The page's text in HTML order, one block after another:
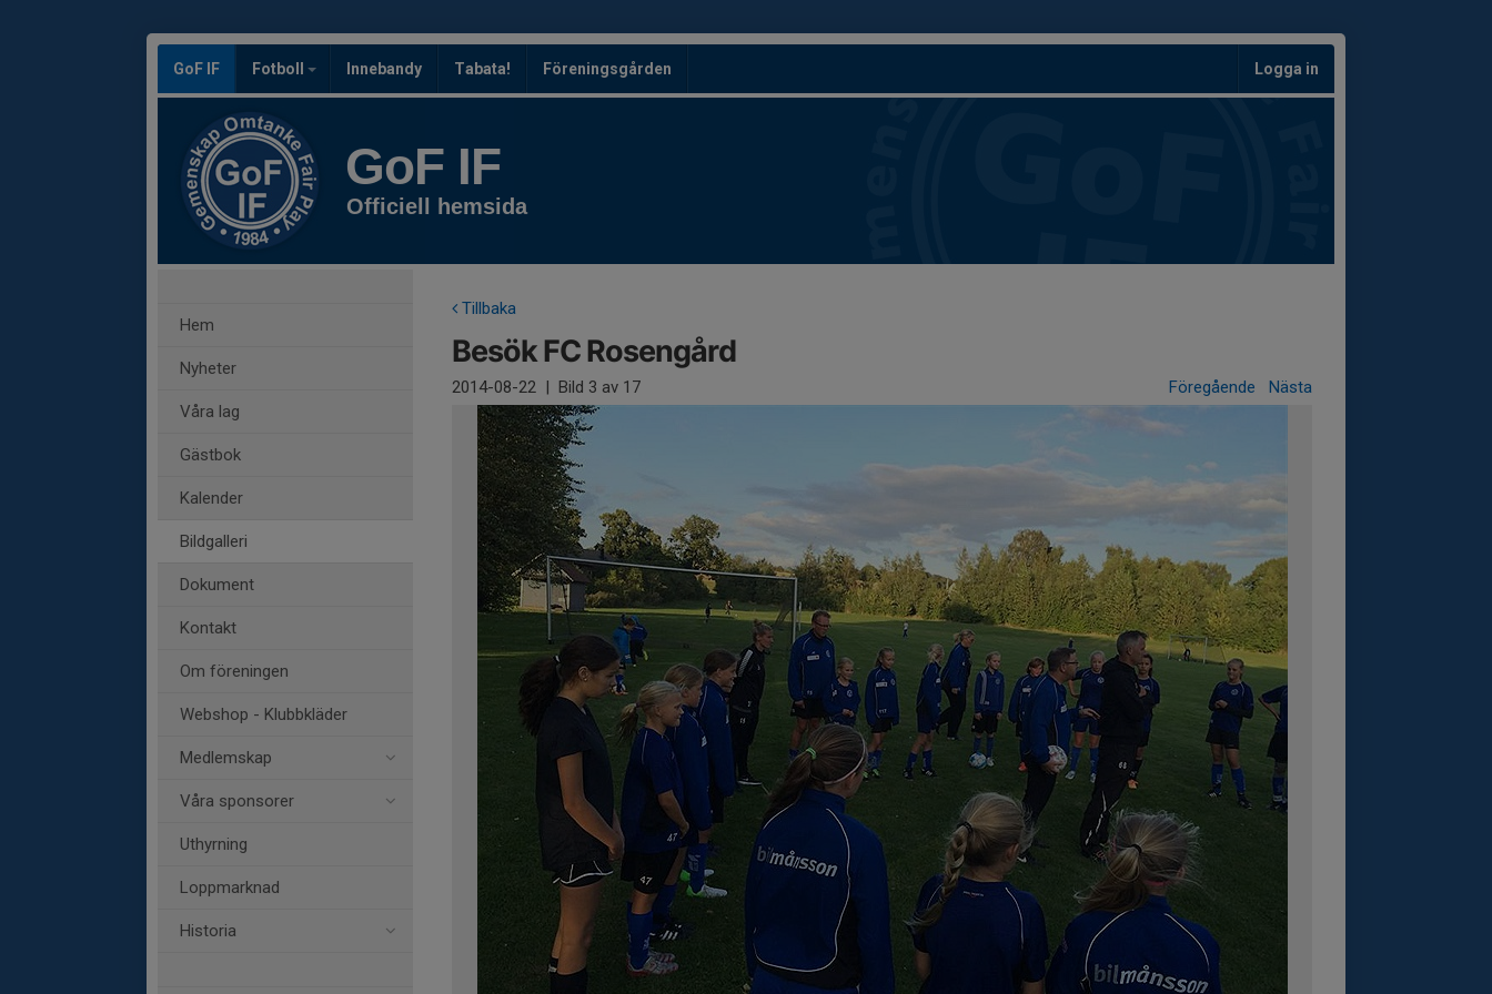
GoF IF Fotboll Innebandy Tabata! Föreningsgården Logga in
GoF IF
Officiell hemsida
Hem
Nyheter
Våra lag
Gästbok
Kalender
Bildgalleri
Dokument
Kontakt
Om föreningen
Webshop - Klubbkläder
Medlemskap
Våra sponsorer
Uthyrning
Loppmarknad
Historia
Tillbaka
Besök FC Rosengård
2014-08-22 | Bild 3 av 17 Föregående Nästa